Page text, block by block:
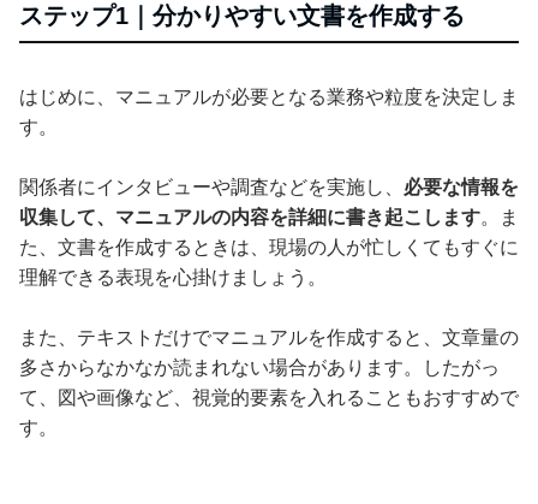
ステップ1｜分かりやすい文書を作成する
はじめに、マニュアルが必要となる業務や粒度を決定しま
す。
関係者にインタビューや調査などを実施し、 必要な情報を
収集して、マニュアルの内容を詳細に書き起こします。ま
た、文書を作成するときは、現場の人が忙しくてもすぐに
理解できる表現を心掛けましょう。
また、テキストだけでマニュアルを作成すると、文章量の
多さからなかなか読まれない場合があります。したがっ
て、図や画像など、視覚的要素を入れることもおすすめで
す。